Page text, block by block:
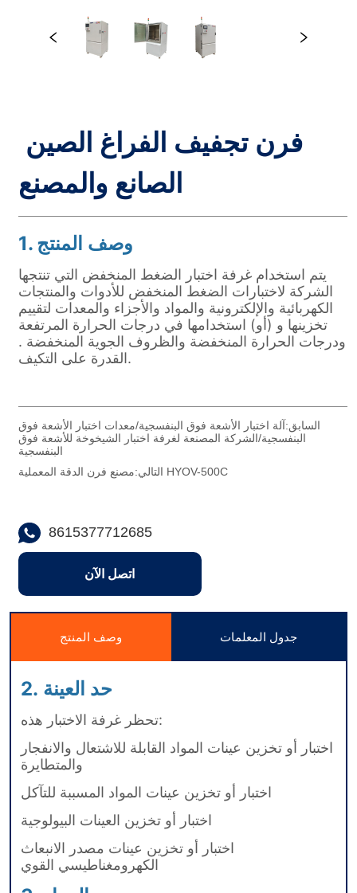
الصانع والمصنع
السابق:آلة اختبار الأشعة فوق البنفسجية/معدات اختبار الأشعة فوق
البنفسجية/الشركة المصنعة لغرفة اختبار الشيخوخة للأشعة فوق
البنفسجية
التالي: مصنع فرن الدقة المعملية HYOV-500C
8615377712685
اتصل الآن
وصف المنتج جدول المعلمات